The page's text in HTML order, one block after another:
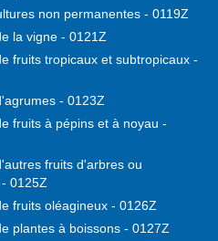
non permanentes - 0119Z
la vigne - 0121Z
fruits tropicaux et subtropicaux -
- 0123Z
fruits à pépins et à noyau -
fruits d'arbres ou
0125Z
fruits oléagineux - 0126Z
plantes à boissons - 0127Z